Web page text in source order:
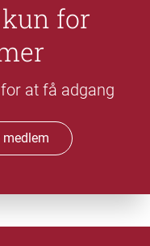
for
at få adgang
medlem